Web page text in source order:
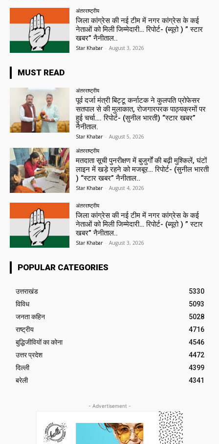
अंतरराष्ट्रीय
जिला कांग्रेस की नई टीम में नगर कांग्रेस के कई
नेताओं को मिली जिम्मेदारी… रिपोर्ट- (ब्यूरो ) ” स्टार
खबर” नैनीताल..
Star Khabar - August 3, 2026
MUST READ
अंतरराष्ट्रीय
पूर्व दर्जा मंत्री बिट्टू कर्नाटक ने कुलपति प्रोफेसर
सतपाल से की मुलाकात, रोजगारपरक पाठ्यक्रमों पर
हुई चर्चा…. रिपोर्ट- (सुनील भारती) “स्टार खबर”
नैनीताल.
Star Khabar - August 5, 2026
अंतरराष्ट्रीय
मतदाता सूची पुनरीक्षण में बुजुर्गों की बढ़ी मुश्किलें, घंटों
लाइन में खड़े रहने को मजबूर… रिपोर्ट- (सुनील भारती
) “स्टार खबर” नैनीताल..
Star Khabar - August 4, 2026
अंतरराष्ट्रीय
जिला कांग्रेस की नई टीम में नगर कांग्रेस के कई
नेताओं को मिली जिम्मेदारी… रिपोर्ट- (ब्यूरो ) ” स्टार
खबर” नैनीताल..
Star Khabar - August 3, 2026
POPULAR CATEGORIES
उत्तराखंड
5330
विविध
5093
जनता कहिन
5028
राष्ट्रीय
4716
बुद्धिजीवियों का कोना
4546
उत्तर प्रदेश
4472
दिल्ली
4399
बरेली
4341
- Advertisement -